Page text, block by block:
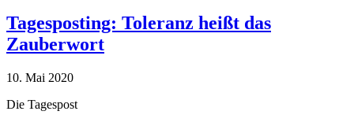
Tagesposting: Toleranz heißt das
Zauberwort
10. Mai 2020
Die Tagespost